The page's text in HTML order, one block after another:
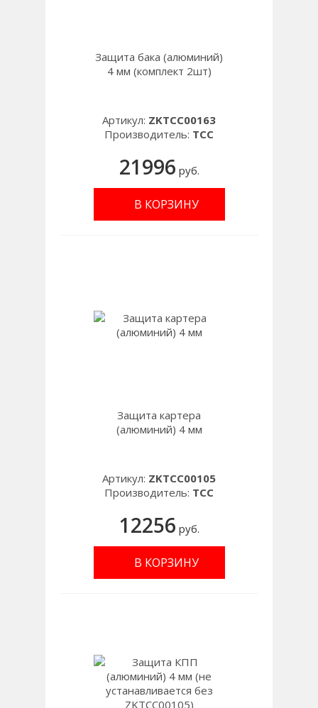
Защита бака (алюминий)
4 мм (комплект 2шт)
Артикул: ZKTCC00163
Производитель: TCC
21996 руб.
В КОРЗИНУ
Защита картера
(алюминий) 4 мм
Артикул: ZKTCC00105
Производитель: TCC
12256 руб.
В КОРЗИНУ